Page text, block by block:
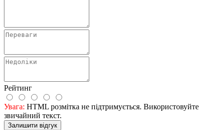
Рейтинг
Увага: HTML розмітка не підтримується. Використовуйте
звичайний текст.
Залишити відгук